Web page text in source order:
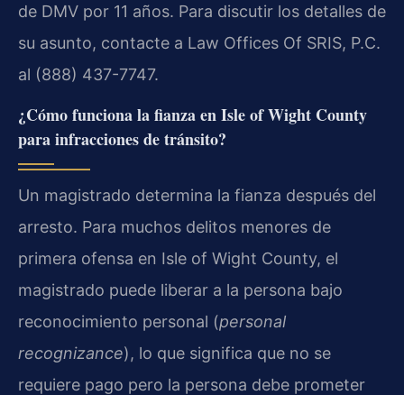
de DMV por 11 años. Para discutir los detalles de
su asunto, contacte a Law Offices Of SRIS, P.C.
al (888) 437-7747.
¿Cómo funciona la fianza en Isle of Wight County
para infracciones de tránsito?
Un magistrado determina la fianza después del
arresto. Para muchos delitos menores de
primera ofensa en Isle of Wight County, el
magistrado puede liberar a la persona bajo
reconocimiento personal (personal
recognizance), lo que significa que no se
requiere pago pero la persona debe prometer